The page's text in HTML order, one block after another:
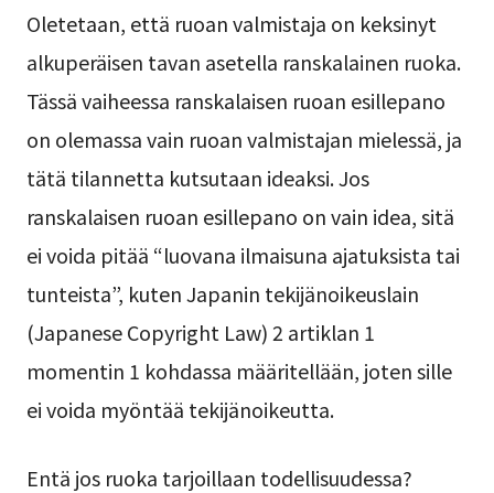
Oletetaan, että ruoan valmistaja on keksinyt
alkuperäisen tavan asetella ranskalainen ruoka.
Tässä vaiheessa ranskalaisen ruoan esillepano
on olemassa vain ruoan valmistajan mielessä, ja
tätä tilannetta kutsutaan ideaksi. Jos
ranskalaisen ruoan esillepano on vain idea, sitä
ei voida pitää “luovana ilmaisuna ajatuksista tai
tunteista”, kuten Japanin tekijänoikeuslain
(Japanese Copyright Law) 2 artiklan 1
momentin 1 kohdassa määritellään, joten sille
ei voida myöntää tekijänoikeutta.
Entä jos ruoka tarjoillaan todellisuudessa?